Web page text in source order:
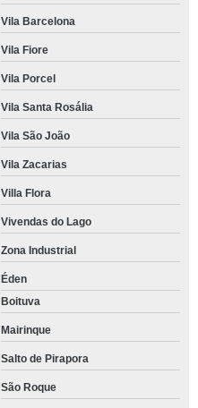
Vila Barcelona
Vila Fiore
Vila Porcel
Vila Santa Rosália
Vila São João
Vila Zacarias
Villa Flora
Vivendas do Lago
Zona Industrial
Éden
Boituva
Mairinque
Salto de Pirapora
São Roque